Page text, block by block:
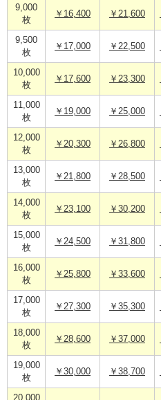
9,000
枚
￥16,400 ￥21,600
9,500
枚
￥17,000 ￥22,500
10,000
枚
￥17,600 ￥23,300
11,000
枚
￥19,000 ￥25,000
12,000
枚
￥20,300 ￥26,800
13,000
枚
￥21,800 ￥28,500
14,000
枚
￥23,100 ￥30,200
15,000
枚
￥24,500 ￥31,800
16,000
枚
￥25,800 ￥33,600
17,000
枚
￥27,300 ￥35,300
18,000
枚
￥28,600 ￥37,000
19,000
枚
￥30,000 ￥38,700